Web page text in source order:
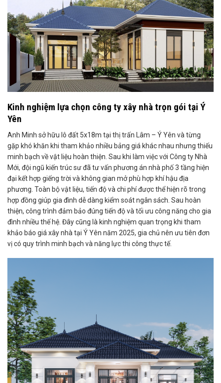
Kinh nghiệm lựa chọn công ty xây nhà trọn gói tại Ý
Yên
Anh Minh sở hữu lô đất 5x18m tại thị trấn Lâm – Ý Yên và từng
gặp khó khăn khi tham khảo nhiều bảng giá khác nhau nhưng thiếu
minh bạch về vật liệu hoàn thiện. Sau khi làm việc với Công ty Nhà
Mới, đội ngũ kiến trúc sư đã tư vấn phương án nhà phố 3 tầng hiện
đại kết hợp giếng trời và không gian mở phù hợp khí hậu địa
phương. Toàn bộ vật liệu, tiến độ và chi phí được thể hiện rõ trong
hợp đồng giúp gia đình dễ dàng kiểm soát ngân sách. Sau hoàn
thiện, công trình đảm bảo đúng tiến độ và tối ưu công năng cho gia
đình nhiều thế hệ. Đây cũng là kinh nghiệm quan trọng khi tham
khảo báo giá xây nhà tại Ý Yên năm 2025, gia chủ nên ưu tiên đơn
vị có quy trình minh bạch và năng lực thi công thực tế.